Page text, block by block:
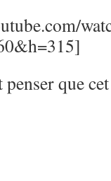
que